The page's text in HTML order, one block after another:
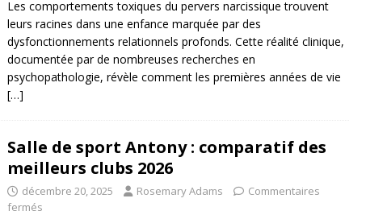
Les comportements toxiques du pervers narcissique trouvent
leurs racines dans une enfance marquée par des
dysfonctionnements relationnels profonds. Cette réalité clinique,
documentée par de nombreuses recherches en
psychopathologie, révèle comment les premières années de vie
[…]
Salle de sport Antony : comparatif des
meilleurs clubs 2026
décembre 20, 2025 Rosemary Adams
Commentaires
fermés